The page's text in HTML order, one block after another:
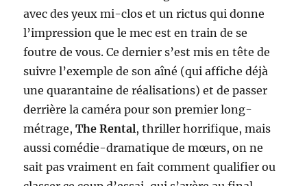
avec des yeux mi-clos et un rictus qui donne
l’impression que le mec est en train de se
foutre de vous. Ce dernier s’est mis en tête de
suivre l’exemple de son aîné (qui affiche déjà
une quarantaine de réalisations) et de passer
derrière la caméra pour son premier long-
métrage,The Rental, thriller horrifique, mais
aussi comédie-dramatique de mœurs, on ne
sait pas vraiment en fait comment qualifier ou